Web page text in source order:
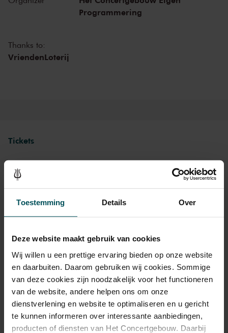
Toestemming Details Over
Deze website maakt gebruik van cookies
Wij willen u een prettige ervaring bieden op onze website
en daarbuiten. Daarom gebruiken wij cookies. Sommige
van deze cookies zijn noodzakelijk voor het functioneren
van de website, andere helpen ons om onze
dienstverlening en website te optimaliseren en u gericht
te kunnen informeren over interessante aanbiedingen,
producten of diensten van Het Concertgebouw. Daarbij
Programmering
Thanks to:
VriendenLoterij
Tickets
Standaard
CJP €16.00
Drinks are included in the price of admission. Are you under
30 years of age? Sprint tickets are available 4 hours in
advance via the online ordering process.More information
about sprint tickets<